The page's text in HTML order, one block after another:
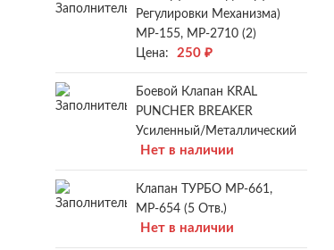
Регулировки Механизма)
МР-155, МР-2710 (2)
Цена:
250 ₽
Боевой Клапан KRAL
PUNCHER BREAKER
Усиленный/металлический
Нет в наличии
Клапан ТУРБО МР-661,
МР-654 (5 Отв.)
Нет в наличии